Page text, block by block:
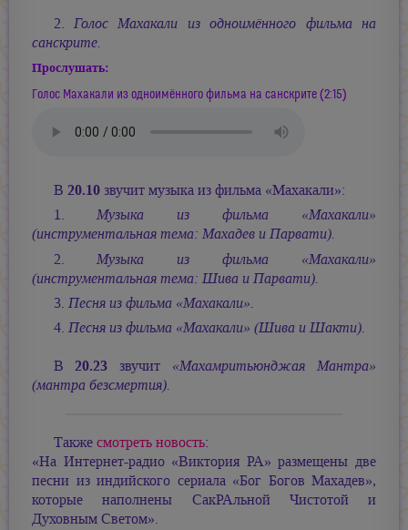
2. Голос Махакали из одноимённого фильма на
санскрите.
Прослушать:
Голос Махакали из одноимённого фильма на санскрите (2:15)
В 20.10звучит музыка из фильма «Махакали»:
1.Музыка из фильма «Махакали»
(инструментальная тема: Махадев и Парвати).
2.Музыка из фильма «Махакали»
(инструментальная тема: Шива и Парвати).
3. Песня из фильма «Махакали».
4. Песня из фильма «Махакали» (Шива и Шакти).
В20.23 звучит «Махамритьюнджая Мантра»
(мантра безсмертия).
Также смотреть новость:
«На Интернет-радио «Виктория РА» размещены две
песни из индийского сериала «Бог Богов Махадев»,
которые наполнены СакРАльной Чистотой и
Духовным Светом».